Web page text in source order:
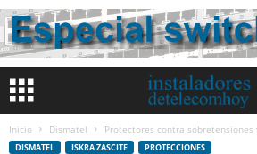
Inicio Dismatel Protectores contra sobretensiones
DISMATEL ISKRA ZASCITE PROTECCIONES